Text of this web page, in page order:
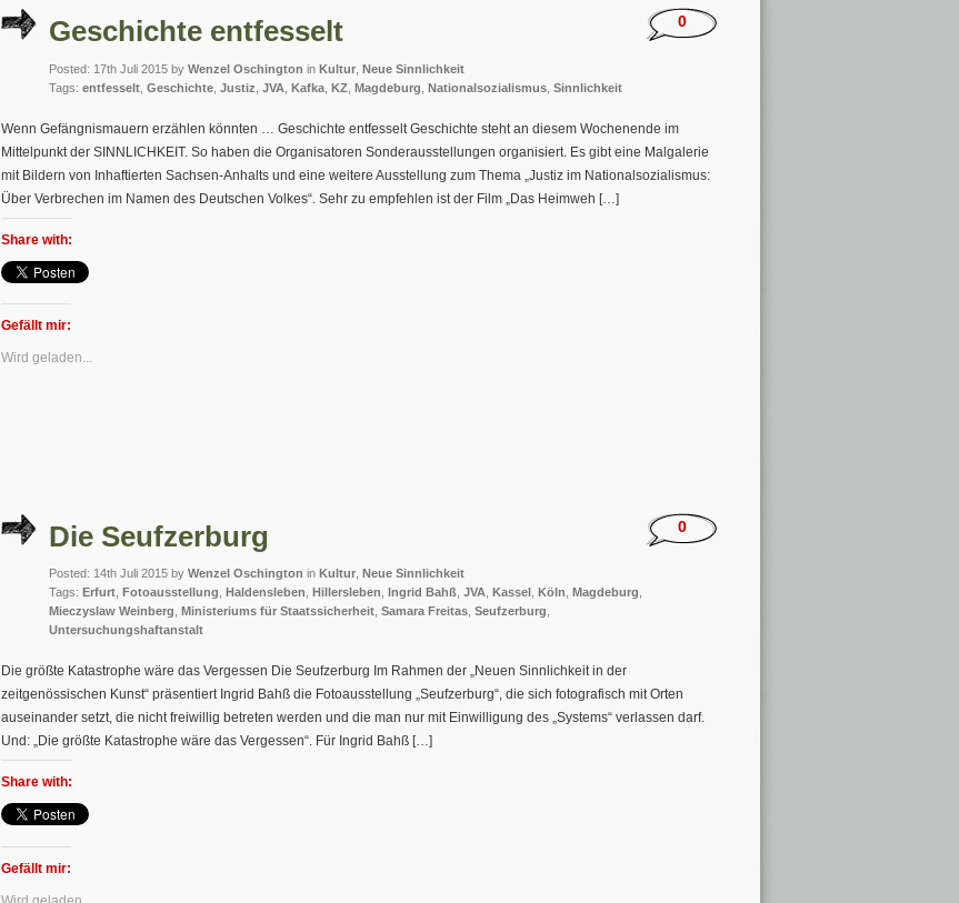
Geschichte entfesselt
Posted: 17th Juli 2015 by Wenzel Oschington in Kultur Neue Sinnlichkeit
Tags: entfesselt Geschichte Justiz JVA Kafka KZ Magdeburg Nationalsozialismus Sinnlichkeit
0
Wenn Gefängnismauern erzählen könnten … Geschichte entfesselt Geschichte steht an diesem Wochenende im
Mittelpunkt der SINNLICHKEIT. So haben die Organisatoren Sonderausstellungen organisiert. Es gibt eine Malgalerie
mit Bildern von Inhaftierten Sachsen-Anhalts und eine weitere Ausstellung zum Thema „Justiz im Nationalsozialismus:
Über Verbrechen im Namen des Deutschen Volkes“. Sehr zu empfehlen ist der Film „Das Heimweh […]
Share with:
Gefällt mir:
Wird geladen...
Die Seufzerburg
Posted: 14th Juli 2015 by Wenzel Oschington in Kultur Neue Sinnlichkeit
Tags: Erfurt Fotoausstellung Haldensleben Hillersleben Ingrid Bahß JVA Kassel Köln Magdeburg
Mieczyslaw Weinberg Ministeriums für Staatssicherheit Samara Freitas Seufzerburg
Untersuchungshaftanstalt
0
Die größte Katastrophe wäre das Vergessen Die Seufzerburg Im Rahmen der „Neuen Sinnlichkeit in der
zeitgenössischen Kunst“ präsentiert Ingrid Bahß die Fotoausstellung „Seufzerburg“, die sich fotografisch mit Orten
auseinander setzt, die nicht freiwillig betreten werden und die man nur mit Einwilligung des „Systems“ verlassen darf.
Und: „Die größte Katastrophe wäre das Vergessen“. Für Ingrid Bahß […]
Share with:
Gefällt mir: